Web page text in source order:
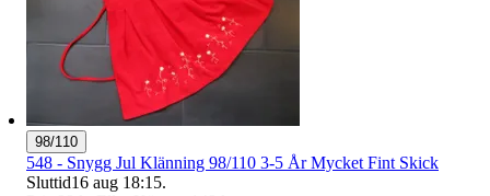
98/110
548 - Snygg Jul Klänning 98/110 3-5 År Mycket Fint Skick
Sluttid16 aug 18:15.